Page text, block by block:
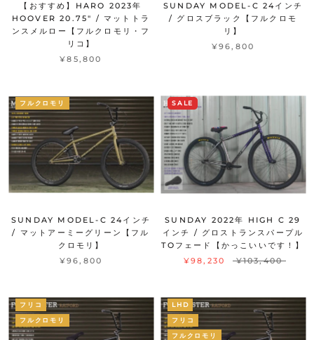
【おすすめ】HARO 2023年
HOOVER 20.75" / マットトラ
ンスメルロー【フルクロモリ・フ
リコ】
¥85,800
SUNDAY MODEL-C 24インチ
/ グロスブラック【フルクロモ
リ】
¥96,800
フルクロモリ
SUNDAY MODEL-C 24インチ
/ マットアーミーグリーン【フル
クロモリ】
¥96,800
SALE
SUNDAY 2022年 HIGH C 29
インチ / グロストランスパープル
TOフェード【かっこいいです！】
¥98,230
¥103,400
フリコ
フルクロモリ
LHD
フリコ
フルクロモリ